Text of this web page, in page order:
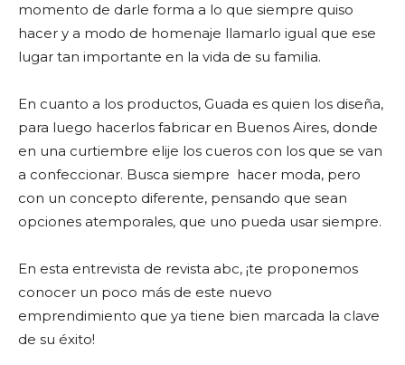
momento de darle forma a lo que siempre quiso
hacer y a modo de homenaje llamarlo igual que ese
lugar tan importante en la vida de su familia.
En cuanto a los productos, Guada es quien los diseña,
para luego hacerlos fabricar en Buenos Aires, donde
en una curtiembre elije los cueros con los que se van
a confeccionar. Busca siempre hacer moda, pero
con un concepto diferente, pensando que sean
opciones atemporales, que uno pueda usar siempre.
En esta entrevista de revista abc, ¡te proponemos
conocer un poco más de este nuevo
emprendimiento que ya tiene bien marcada la clave
de su éxito!